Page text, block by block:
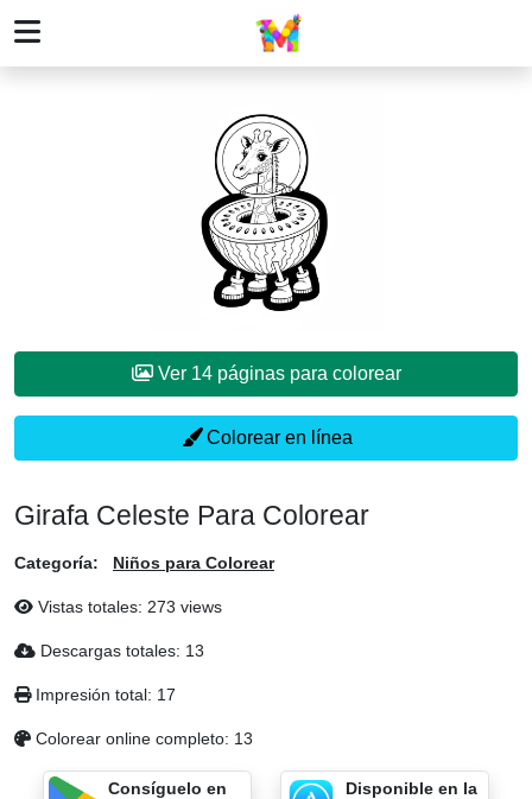
Ver 14 páginas para colorear
Colorear en línea
Girafa Celeste Para Colorear
Categoría: Niños para Colorear
Vistas totales: 273 views
Descargas totales: 13
Impresión total: 17
Colorear online completo: 13
Consíguelo en
Disponible en la